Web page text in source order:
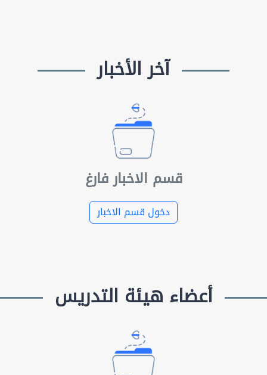
آخر الأخبار
قسم الاخبار فارغ
دخول قسم الاخبار
أعضاء هيئة التدريس